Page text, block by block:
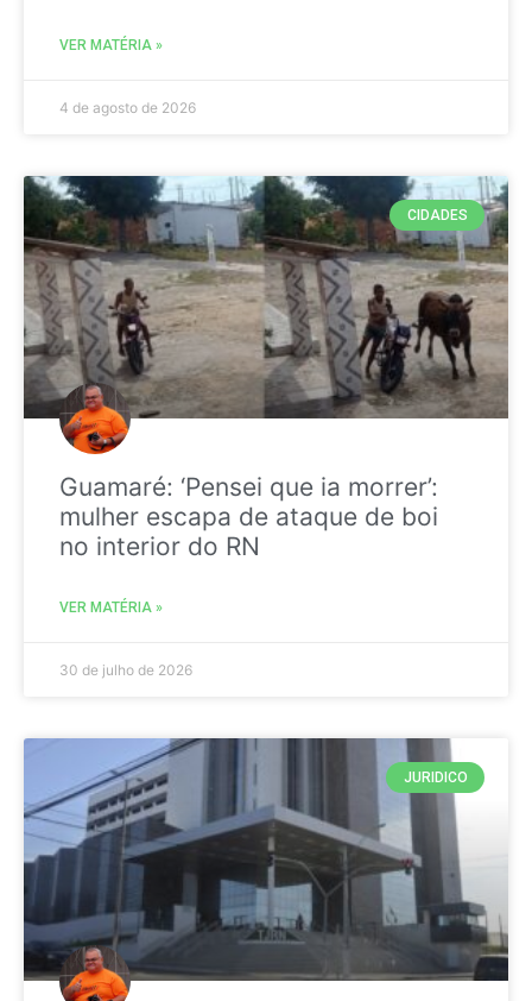
VER MATÉRIA »
4 de agosto de 2026
CIDADES
Guamaré: ‘Pensei que ia morrer’:
mulher escapa de ataque de boi
no interior do RN
VER MATÉRIA »
30 de julho de 2026
JURIDICO